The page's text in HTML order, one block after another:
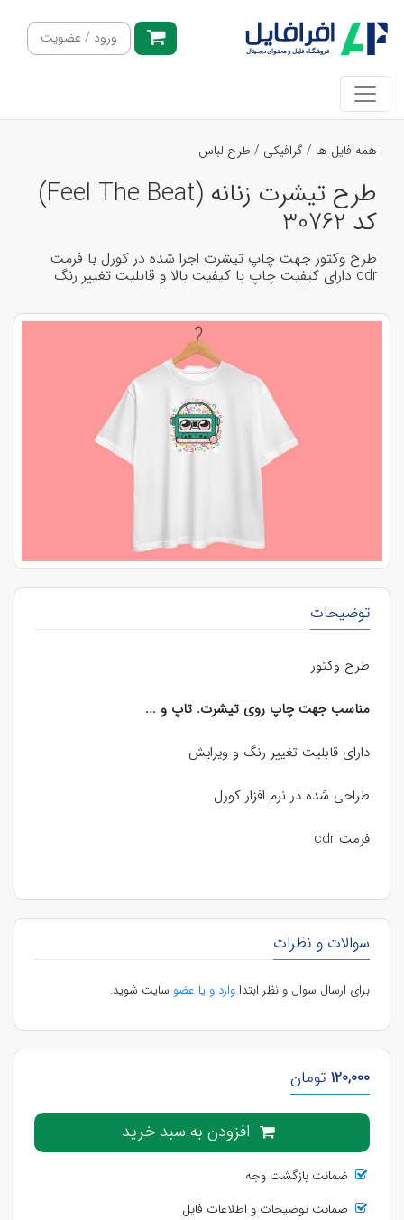
ورود / عضویت
همه فایل ها /گرافیکی / طرح لباس
طرح تیشرت زنانه (Feel The Beat)
کد 30762
طرح وکتور جهت چاپ تیشرت اجرا شده در کورل با فرمت
cdr دارای کیفیت چاپ با کیفیت بالا و قابلیت تغییر رنگ
توضیحات
طرح وکتور
مناسب جهت چاپ روی تیشرت. تاپ و ...
دارای قابلیت تغییر رنگ و ویرایش
طراحی شده در نرم افزار کورل
فرمت cdr
سوالات و نظرات
برای ارسال سوال و نظر ابتداوارد و یا عضو سایت شوید.
120,000 تومان
افزودن به سبد خرید
ضمانت بازگشت وجه
ضمانت توضیحات و اطلاعات فایل